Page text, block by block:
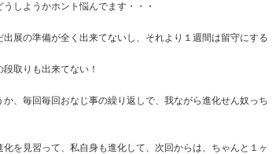
しようかホント悩んでます・・・
出展の準備が全く出来てないし、それより１週間は留守にする
取りも出来てない！
か、毎回毎回おなじ事の繰り返しで、我ながら進化せん奴っち
化を見習って、私自身も進化して、次回からは、ちゃんと１ヶ